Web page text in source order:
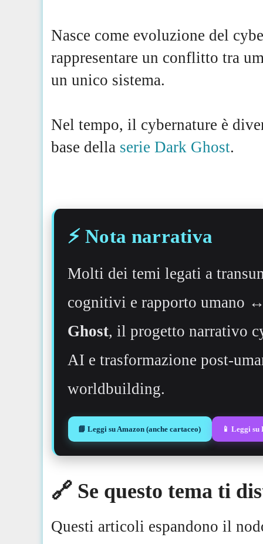
Nasce come evoluzione del
rappresentare un conflitto tra
un unico sistema.
Nel tempo, il cybernature è
base della serie Dark Ghost.
⚡️ Nota narrativa
Molti dei temi legati a
cognitivi e rapporto umano
Ghost, il progetto narrativo
AI e trasformazione post-
worldbuilding.
📘 Leggi su Amazon (anche cartaceo) 📱 Leggi su
🔗 Se questo tema ti
Questi articoli espandono il